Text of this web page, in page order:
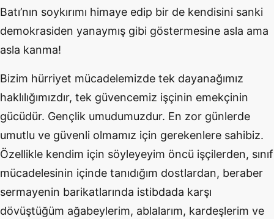
Batı’nın soykırımı himaye edip bir de kendisini sanki
demokrasiden yanaymış gibi göstermesine asla ama
asla kanma!
Bizim hürriyet mücadelemizde tek dayanağımız
haklılığımızdır, tek güvencemiz işçinin emekçinin
gücüdür. Gençlik umudumuzdur. En zor günlerde
umutlu ve güvenli olmamız için gerekenlere sahibiz.
Özellikle kendim için söyleyeyim öncü işçilerden, sınıf
mücadelesinin içinde tanıdığım dostlardan, beraber
sermayenin barikatlarında istibdada karşı
dövüştüğüm ağabeylerim, ablalarım, kardeşlerim ve